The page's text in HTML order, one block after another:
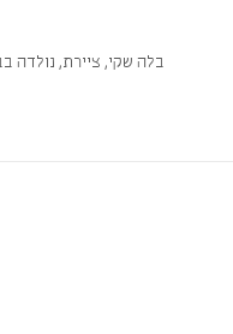
בלה שקי, ציירת, נולדה בבוגלריה, עלתה ארצה 1943. לימודים ליסה